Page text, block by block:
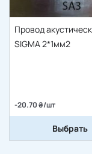
Провод
SIGMA 2*1мм2
-20.70 ₴/шт
Выбрать